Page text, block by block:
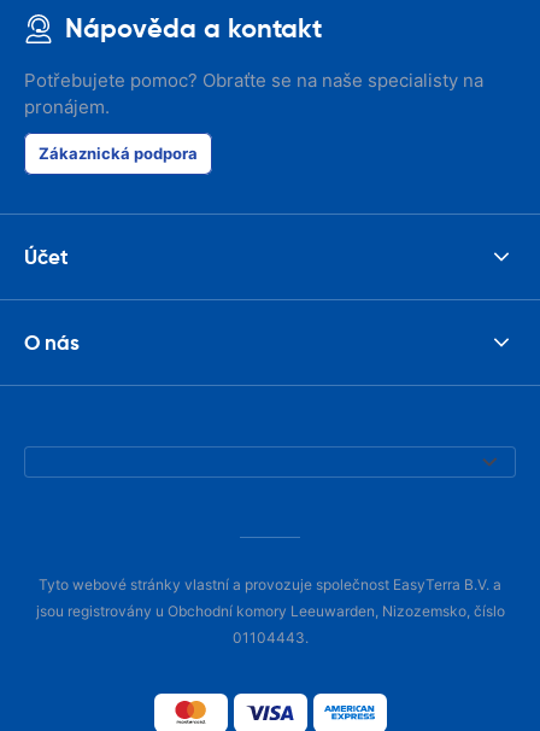
Nápověda a kontakt
Potřebujete pomoc? Obraťte se na naše specialisty na
pronájem.
Zákaznická podpora
Účet
O nás
Tyto webové stránky vlastní a provozuje společnost EasyTerra B.V. a
jsou registrovány u Obchodní komory Leeuwarden, Nizozemsko, číslo
01104443.